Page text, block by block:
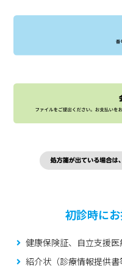
初診時に
健康保険証、自立支援
紹介状（診療情報提供書